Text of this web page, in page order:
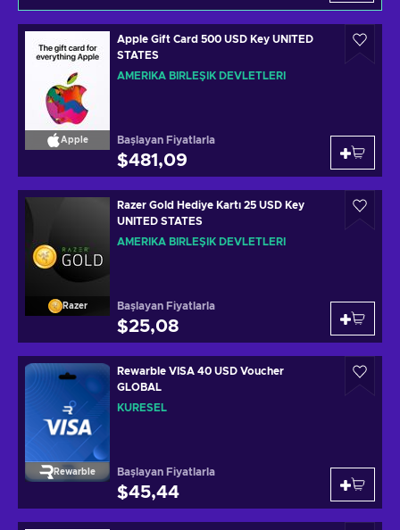
Apple
Apple Gift Card 500 USD Key UNITED
STATES
AMERIKA BIRLEŞIK DEVLETLERI
Başlayan Fiyatlarla
$481,09
Razer
Razer Gold Hediye Kartı 25 USD Key
UNITED STATES
AMERIKA BIRLEŞIK DEVLETLERI
Başlayan Fiyatlarla
$25,08
Rewarble
Rewarble VISA 40 USD Voucher
GLOBAL
KÜRESEL
Başlayan Fiyatlarla
$45,44